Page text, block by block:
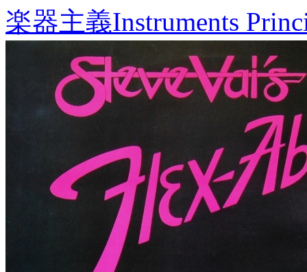
楽器主義Instruments